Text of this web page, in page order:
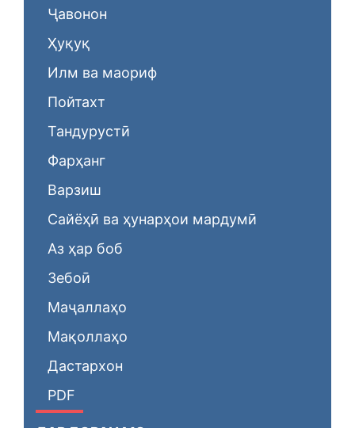
Ҷавонон
Ҳуқуқ
Илм ва маориф
Пойтахт
Тандурустӣ
Фарҳанг
Варзиш
Сайёҳӣ ва ҳунарҳои мардумӣ
Аз ҳар боб
Зебоӣ
Маҷаллаҳо
Мақоллаҳо
Дастархон
PDF